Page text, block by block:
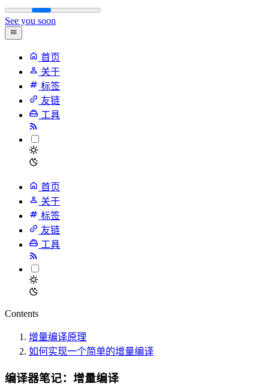
See you soon
首页
关于
标签
友链
工具
首页
关于
标签
友链
工具
Contents
增量编译原理
如何实现一个简单的增量编译
编译器笔记：增量编译